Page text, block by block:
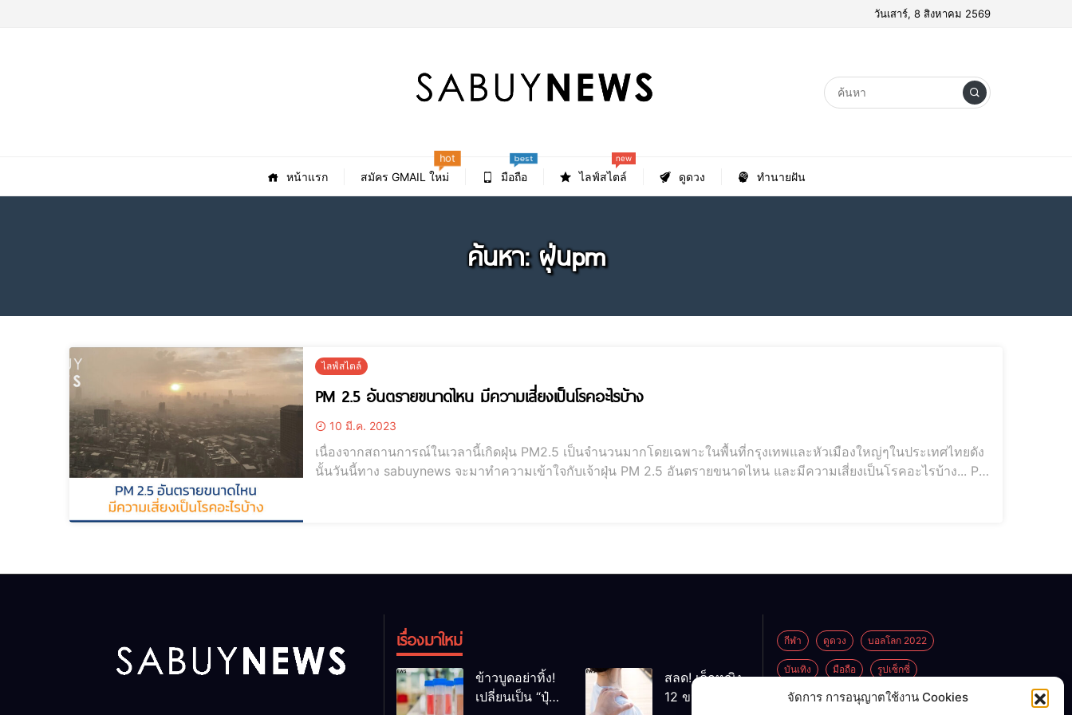
จัดการ การอนุญาตใช้งาน Cookies
วันเสาร์, 8 สิงหาคม 2569
หน้าแรก สมัคร GMAIL ใหม่
hot
มือถือ
best
ไลฟ์สไตล์
new
ดูดวง ทำนายฝัน
ค้นหา: ฝุ่นpm
ไลฟ์สไตล์
PM 2.5 อันตรายขนาดไหน มีความเสี่ยงเป็นโรคอะไรบ้าง
10 มี.ค. 2023
เนื่องจากสถานการณ์ในเวลานี้เกิดฝุ่น PM2.5 เป็นจำนวนมากโดยเฉพาะในพื้นที่กรุงเทพและหัวเมืองใหญ่ๆในประเทศไทยดัง
นั้นวันนี้ทาง sabuynews จะมาทำความเข้าใจกับเจ้าฝุ่น PM 2.5 อันตรายขนาดไหน และมีความเสี่ยงเป็นโรคอะไรบ้าง... PM
เรื่องมาใหม่
ข้าวบูดอย่าทิ้ง!
เปลี่ยนเป็น “ปุ๋ย
สลด! เด็กหญิง
12 ขวบ ถูกพ่อ
กีฬา ดูดวง บอลโลก 2022
บันเทิง มือถือ รูปเซ็กซี่
ไลฟ์สไตล์